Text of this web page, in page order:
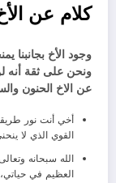
كلام عن
وجود الأخ بجانبنا
ونحن على ثقة أنه
عن الاخ الحنون
أخي أنت نور
القوي الذي لا
الله سبحانه
العظيم في